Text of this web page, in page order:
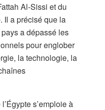
Al-Sissi et du
Il a précisé que la
a dépassé les
pour englober
la technologie, la
s’emploie à